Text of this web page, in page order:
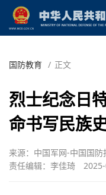
国防教育 / 正文
烈士纪念日
命书写民族
来源：中国军网-中国国防
责任编辑：李佳琦